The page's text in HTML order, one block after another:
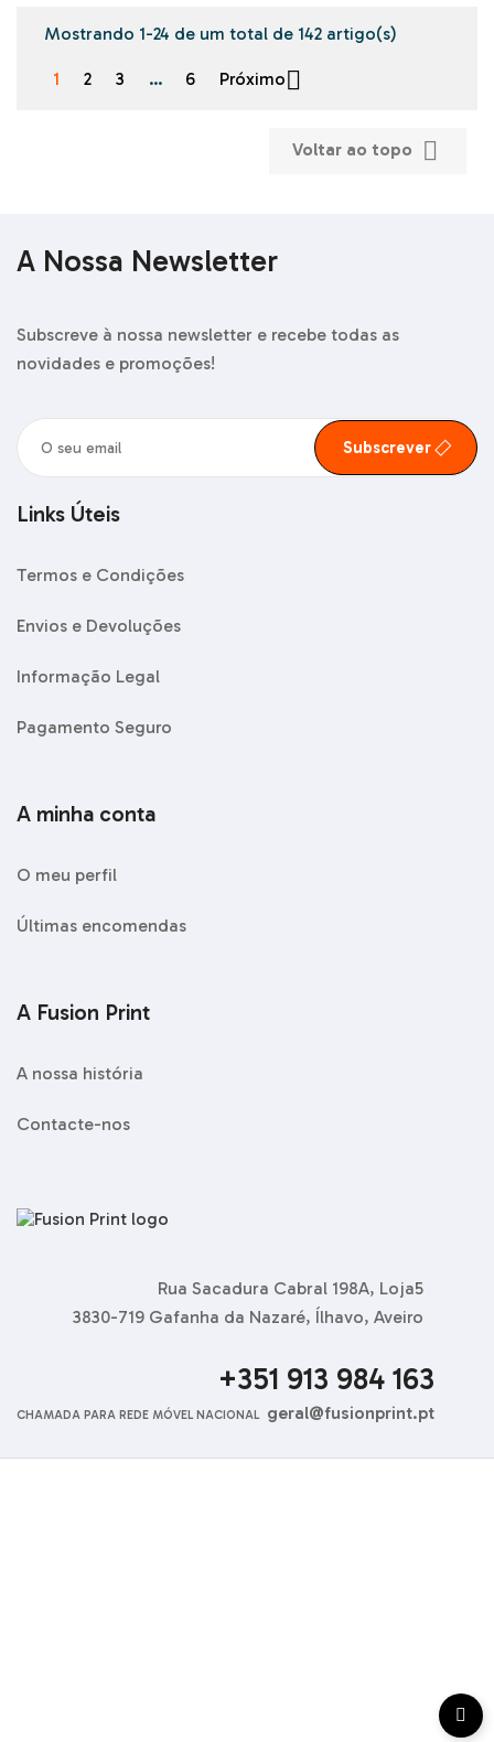
Mostrando 1-24 de um total de 142 artigo(s)
1 2 3 … 6 Próximo
Voltar ao topo 
A Nossa Newsletter
Subscreve à nossa newsletter e recebe todas as
novidades e promoções!
Subscrever
Links Úteis
Termos e Condições
Envios e Devoluções
Informação Legal
Pagamento Seguro
A minha conta
O meu perfil
Últimas encomendas
A Fusion Print
A nossa história
Contacte-nos
Rua Sacadura Cabral 198A, Loja5
3830-719 Gafanha da Nazaré, Ílhavo, Aveiro
+351 913 984 163
CHAMADA PARA REDE MÓVEL NACIONAL geral@fusionprint.pt